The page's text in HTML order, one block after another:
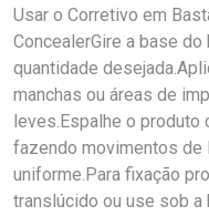
Usar o Corretivo em
ConcealerGire a base
quantidade
manchas ou áreas de
leves.Espalhe o produto
fazendo movimentos de
uniforme.Para fixação
translúcido ou use sob a